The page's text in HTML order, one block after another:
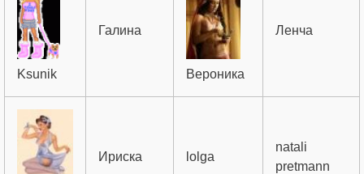
Ksunik
Галина
Вероника
Ленча
Ириска lolga
natali
pretmann